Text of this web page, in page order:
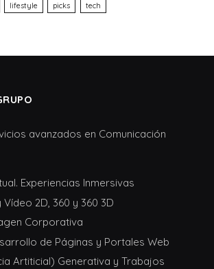
lifestyle picks tech
avanzados en Comunicación
Experiencias Inmersivas
2D, 360 y 360 3D
Corporativa
de Páginas y Portales Web
Artiticial) Generativa y Trabajos